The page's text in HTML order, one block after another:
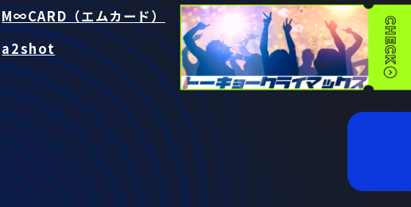
M∞CARD（エムカード）
a2shot